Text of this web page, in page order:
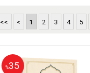
<< < 1 2 3 4 5
%35